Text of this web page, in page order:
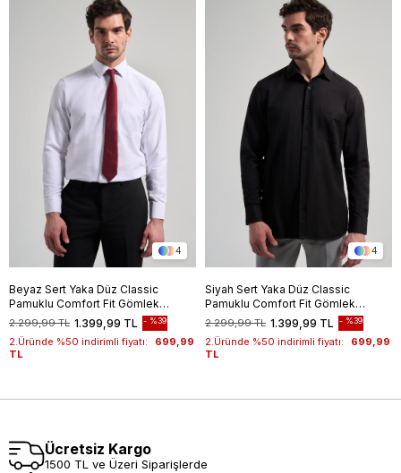
4
Beyaz Sert Yaka Düz Classic
Pamuklu Comfort Fit Gömlek
1004250213 1.399,99 TL
2.299,99 TL %39
2.Üründe %50 indirimli fiyatı:
699,99
TL
4
Siyah Sert Yaka Düz Classic
Pamuklu Comfort Fit Gömlek
1004250213 1.399,99 TL
2.299,99 TL %39
2.Üründe %50 indirimli fiyatı:
699,99
TL
Ücretsiz Kargo
1500 TL ve Üzeri Siparişlerde